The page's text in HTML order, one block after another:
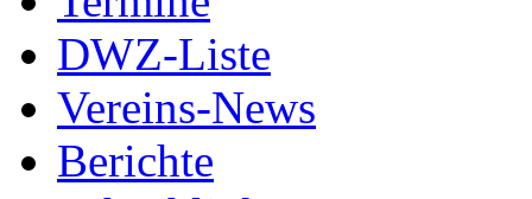
DWZ-Liste
Vereins-News
Berichte